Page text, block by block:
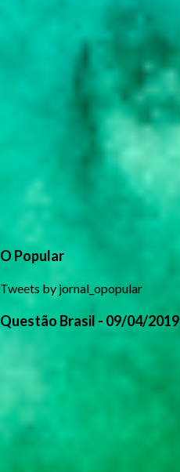
O Popular
Tweets by jornal_opopular
Questão Brasil - 09/04/2019